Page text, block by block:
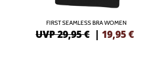
FIRST SEAMLESS BRA WOMEN
UVP 29,95 € |19,95€